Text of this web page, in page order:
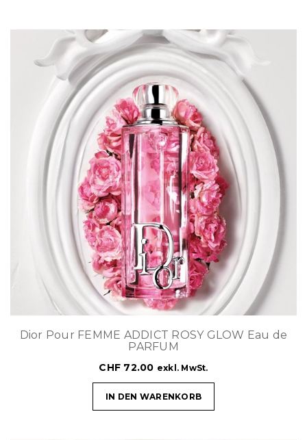
Dior Pour FEMME ADDICT ROSY GLOW Eau de
PARFUM
CHF 72.00 exkl. MwSt.
IN DEN WARENKORB